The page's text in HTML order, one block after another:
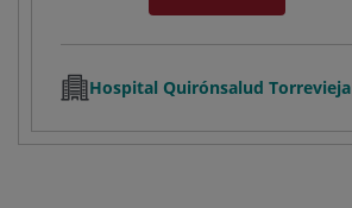
Hospital Quirónsalud Torrevieja